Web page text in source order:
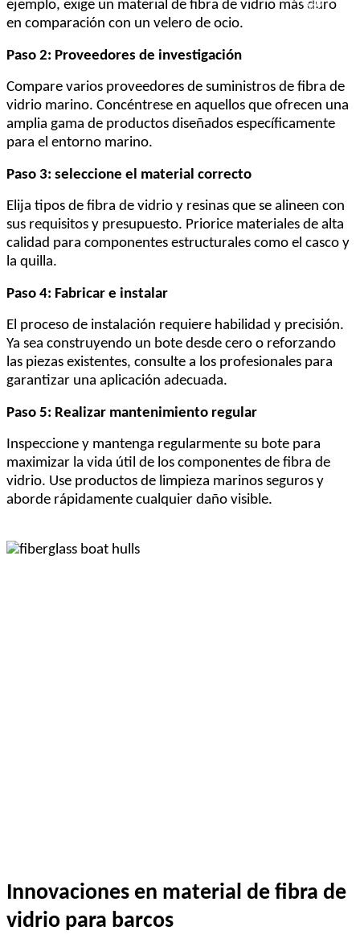
ejemplo, exige un material de fibra de vidrio más duro
en comparación con un velero de ocio.
Paso 2: Proveedores de investigación
Compare varios proveedores de suministros de fibra de
vidrio marino. Concéntrese en aquellos que ofrecen una
amplia gama de productos diseñados específicamente
para el entorno marino.
Paso 3: seleccione el material correcto
Elija tipos de fibra de vidrio y resinas que se alineen con
sus requisitos y presupuesto. Priorice materiales de alta
calidad para componentes estructurales como el casco y
la quilla.
Paso 4: Fabricar e instalar
El proceso de instalación requiere habilidad y precisión.
Ya sea construyendo un bote desde cero o reforzando
las piezas existentes, consulte a los profesionales para
garantizar una aplicación adecuada.
Paso 5: Realizar mantenimiento regular
Inspeccione y mantenga regularmente su bote para
maximizar la vida útil de los componentes de fibra de
vidrio. Use productos de limpieza marinos seguros y
aborde rápidamente cualquier daño visible.
Innovaciones en material de fibra de
vidrio para barcos